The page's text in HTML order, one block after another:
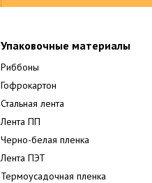
Упаковочные материалы
Риббоны
Гофрокартон
Стальная лента
Лента ПП
Черно-белая пленка
Лента ПЭТ
Термоусадочная пленка